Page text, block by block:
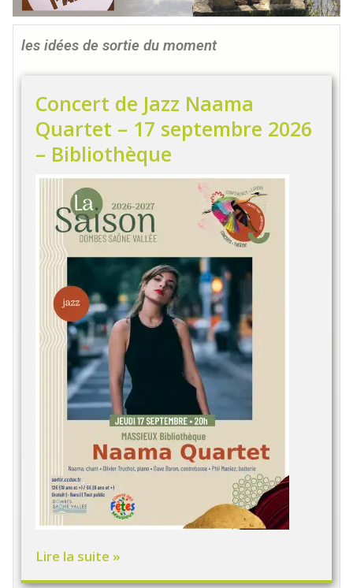
les idées de sortie du moment
Concert de Jazz Naama
Quartet – 17 septembre 2026
– Bibliothèque
Lire la suite »